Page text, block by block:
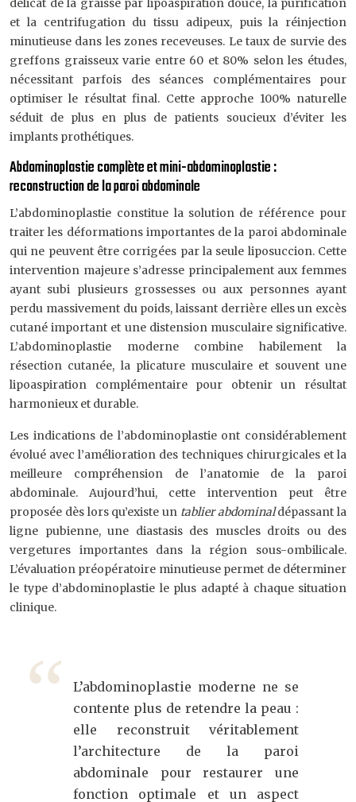
délicat de la graisse par lipoaspiration douce, la purification
et la centrifugation du tissu adipeux, puis la réinjection
minutieuse dans les zones receveuses. Le taux de survie des
greffons graisseux varie entre 60 et 80% selon les études,
nécessitant parfois des séances complémentaires pour
optimiser le résultat final. Cette approche 100% naturelle
séduit de plus en plus de patients soucieux d’éviter les
implants prothétiques.
Abdominoplastie complète et mini-abdominoplastie :
reconstruction de la paroi abdominale
L’abdominoplastie constitue la solution de référence pour
traiter les déformations importantes de la paroi abdominale
qui ne peuvent être corrigées par la seule liposuccion. Cette
intervention majeure s’adresse principalement aux femmes
ayant subi plusieurs grossesses ou aux personnes ayant
perdu massivement du poids, laissant derrière elles un excès
cutané important et une distension musculaire significative.
L’abdominoplastie moderne combine habilement la
résection cutanée, la plicature musculaire et souvent une
lipoaspiration complémentaire pour obtenir un résultat
harmonieux et durable.
Les indications de l’abdominoplastie ont considérablement
évolué avec l’amélioration des techniques chirurgicales et la
meilleure compréhension de l’anatomie de la paroi
abdominale. Aujourd’hui, cette intervention peut être
proposée dès lors qu’existe un tablier abdominaldépassant la
ligne pubienne, une diastasis des muscles droits ou des
vergetures importantes dans la région sous-ombilicale.
L’évaluation préopératoire minutieuse permet de déterminer
le type d’abdominoplastie le plus adapté à chaque situation
clinique.
L’abdominoplastie moderne ne se
contente plus de retendre la peau :
elle reconstruit véritablement
l’architecture de la paroi
abdominale pour restaurer une
fonction optimale et un aspect